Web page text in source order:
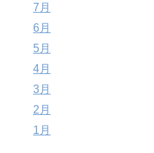
7月
6月
5月
4月
3月
2月
1月